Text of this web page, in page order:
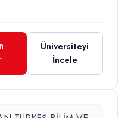
Üniversiteyi
İncele